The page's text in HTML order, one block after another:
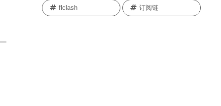
flclash 订阅链